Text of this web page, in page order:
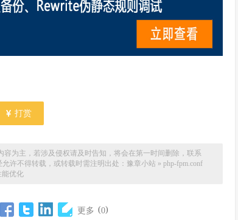
打赏
为主，若涉及侵权请及时告知，将会在第一时间删除，联系
许不得转载，或转载时需注明出处： 豫章小站» php-fpm.conf
能优化
更多 (0)